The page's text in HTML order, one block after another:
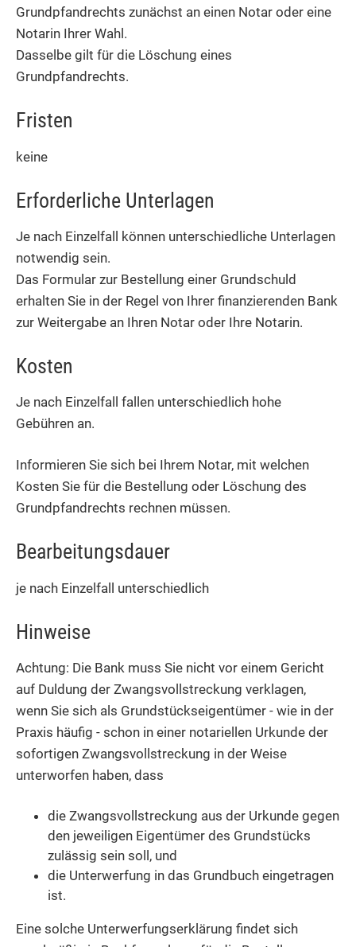
Grundpfandrechts zunächst an einen Notar oder eine
Notarin Ihrer Wahl.
Dasselbe gilt für die Löschung eines
Grundpfandrechts.
Fristen
keine
Erforderliche Unterlagen
Je nach Einzelfall können unterschiedliche Unterlagen
notwendig sein.
Das Formular zur Bestellung einer Grundschuld
erhalten Sie in der Regel von Ihrer finanzierenden Bank
zur Weitergabe an Ihren Notar oder Ihre Notarin.
Kosten
Je nach Einzelfall fallen unterschiedlich hohe
Gebühren an.
Informieren Sie sich bei Ihrem Notar, mit welchen
Kosten Sie für die Bestellung oder Löschung des
Grundpfandrechts rechnen müssen.
Bearbeitungsdauer
je nach Einzelfall unterschiedlich
Hinweise
Achtung: Die Bank muss Sie nicht vor einem Gericht
auf Duldung der Zwangsvollstreckung verklagen,
wenn Sie sich als Grundstückseigentümer - wie in der
Praxis häufig - schon in einer notariellen Urkunde der
sofortigen Zwangsvollstreckung in der Weise
unterworfen haben, dass
die Zwangsvollstreckung aus der Urkunde gegen
den jeweiligen Eigentümer des Grundstücks
zulässig sein soll, und
die Unterwerfung in das Grundbuch eingetragen
ist.
Eine solche Unterwerfungserklärung findet sich